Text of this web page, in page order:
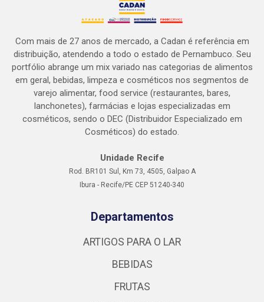
Com mais de 27 anos de mercado, a Cadan é referência em
distribuição, atendendo a todo o estado de Pernambuco. Seu
portfólio abrange um mix variado nas categorias de alimentos
em geral, bebidas, limpeza e cosméticos nos segmentos de
varejo alimentar, food service (restaurantes, bares,
lanchonetes), farmácias e lojas especializadas em
cosméticos, sendo o DEC (Distribuidor Especializado em
Cosméticos) do estado.
Unidade Recife
Rod. BR101 Sul, Km 73, 4505, Galpao A
Ibura - Recife/PE CEP 51240-340
Departamentos
ARTIGOS PARA O LAR
BEBIDAS
FRUTAS